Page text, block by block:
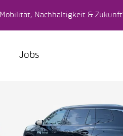
Mobilität, Nachhaltigkeit & Zukunft
Jobs